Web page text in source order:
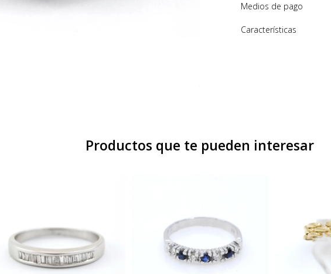
Medios de pago
Características
Productos que te pueden interesar